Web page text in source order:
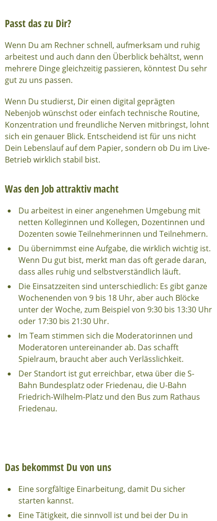
Passt das zu Dir?
Wenn Du am Rechner schnell, aufmerksam und ruhig
arbeitest und auch dann den Überblick behältst, wenn
mehrere Dinge gleichzeitig passieren, könntest Du sehr
gut zu uns passen.
Wenn Du studierst, Dir einen digital geprägten
Nebenjob wünschst oder einfach technische Routine,
Konzentration und freundliche Nerven mitbringst, lohnt
sich ein genauer Blick. Entscheidend ist für uns nicht
Dein Lebenslauf auf dem Papier, sondern ob Du im Live-
Betrieb wirklich stabil bist.
Was den Job attraktiv macht
Du arbeitest in einer angenehmen Umgebung mit
netten Kolleginnen und Kollegen, Dozentinnen und
Dozenten sowie Teilnehmerinnen und Teilnehmern.
Du übernimmst eine Aufgabe, die wirklich wichtig ist.
Wenn Du gut bist, merkt man das oft gerade daran,
dass alles ruhig und selbstverständlich läuft.
Die Einsatzzeiten sind unterschiedlich: Es gibt ganze
Wochenenden von 9 bis 18 Uhr, aber auch Blöcke
unter der Woche, zum Beispiel von 9:30 bis 13:30 Uhr
oder 17:30 bis 21:30 Uhr.
Im Team stimmen sich die Moderatorinnen und
Moderatoren untereinander ab. Das schafft
Spielraum, braucht aber auch Verlässlichkeit.
Der Standort ist gut erreichbar, etwa über die S-
Bahn Bundesplatz oder Friedenau, die U-Bahn
Friedrich-Wilhelm-Platz und den Bus zum Rathaus
Friedenau.
Das bekommst Du von uns
Eine sorgfältige Einarbeitung, damit Du sicher
starten kannst.
Eine Tätigkeit, die sinnvoll ist und bei der Du in